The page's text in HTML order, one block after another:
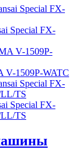
Special FX-
1509P-WATC
Special FX-
TS